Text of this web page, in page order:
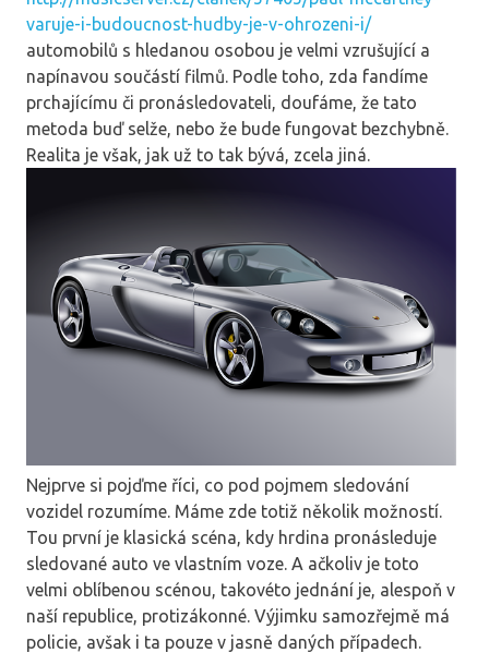
varuje-i-budoucnost-hudby-je-v-ohrozeni-i/
automobilů s hledanou osobou je velmi vzrušující a
napínavou součástí filmů. Podle toho, zda fandíme
prchajícímu či pronásledovateli, doufáme, že tato
metoda buď selže, nebo že bude fungovat bezchybně.
Realita je však, jak už to tak bývá, zcela jiná.
Nejprve si pojďme říci, co pod pojmem sledování
vozidel rozumíme. Máme zde totiž několik možností.
Tou první je klasická scéna, kdy hrdina pronásleduje
sledované auto ve vlastním voze. A ačkoliv je toto
velmi oblíbenou scénou, takovéto jednání je, alespoň v
naší republice, protizákonné. Výjimku samozřejmě má
policie, avšak i ta pouze v jasně daných případech.